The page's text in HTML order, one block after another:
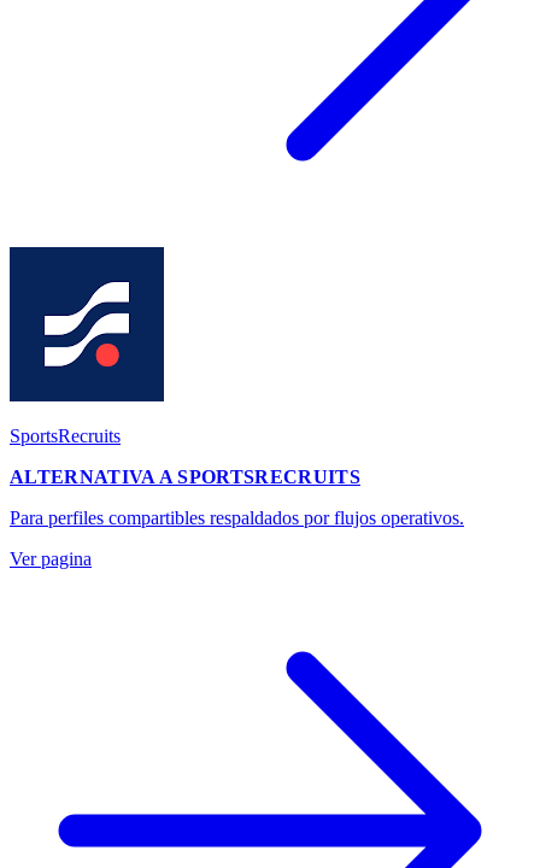
SportsRecruits
ALTERNATIVA A SPORTSRECRUITS
Para perfiles compartibles respaldados por flujos operativos.
Ver pagina